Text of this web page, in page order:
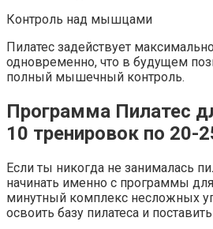
Контроль над мышцами
Пилатес задействует
одновременно, что в будущем
полный мышечный контроль.
Программа Пилатес
10 тренировок по 20-
Если ты никогда не занималась
начинать именно с программы
минутный комплекс несложных
освоить базу пилатеса и